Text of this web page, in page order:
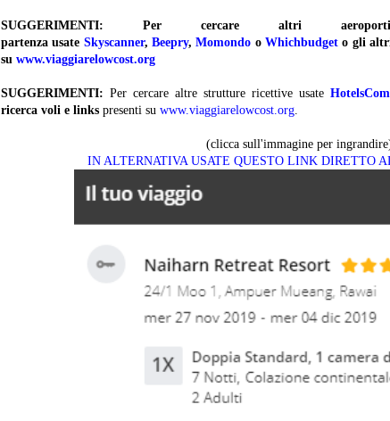
SUGGERIMENTI: Per cercare altri
partenza usate Skyscanner, Beepry,Momondo o Whichbudgeto gli
su www.viaggiarelowcost.org
SUGGERIMENTI: Per cercare altre strutture ricettive usate
ricerca voli e links presenti su www.viaggiarelowcost.org.
(clicca sull'immagine per
IN ALTERNATIVA USATE QUESTO LINK DIRETTO